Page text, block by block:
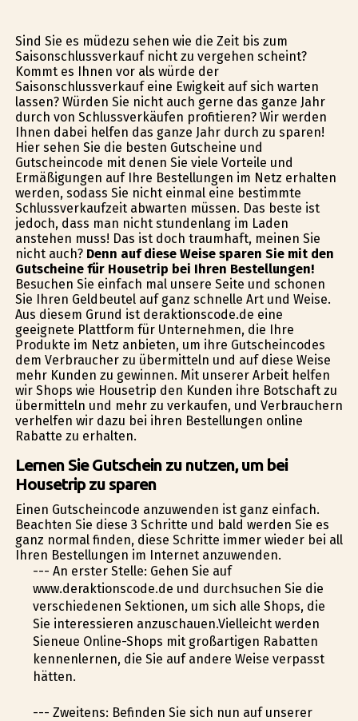
Sind Sie es müdezu sehen wie die Zeit bis zum
Saisonschlussverkauf nicht zu vergehen scheint?
Kommt es Ihnen vor als würde der
Saisonschlussverkauf eine Ewigkeit auf sich warten
lassen? Würden Sie nicht auch gerne das ganze Jahr
durch von Schlussverkäufen profitieren? Wir werden
Ihnen dabei helfen das ganze Jahr durch zu sparen!
Hier sehen Sie die besten Gutscheine und
Gutscheincode mit denen Sie viele Vorteile und
Ermäßigungen auf Ihre Bestellungen im Netz erhalten
werden, sodass Sie nicht einmal eine bestimmte
Schlussverkaufzeit abwarten müssen. Das beste ist
jedoch, dass man nicht stundenlang im Laden
anstehen muss! Das ist doch traumhaft, meinen Sie
nicht auch? Denn auf diese Weise sparen Sie mit den
Gutscheine für Housetrip bei Ihren Bestellungen!
Besuchen Sie einfach mal unsere Seite und schonen
Sie Ihren Geldbeutel auf ganz schnelle Art und Weise.
Aus diesem Grund ist deraktionscode.de eine
geeignete Plattform für Unternehmen, die Ihre
Produkte im Netz anbieten, um ihre Gutscheincodes
dem Verbraucher zu übermitteln und auf diese Weise
mehr Kunden zu gewinnen. Mit unserer Arbeit helfen
wir Shops wie Housetrip den Kunden ihre Botschaft zu
übermitteln und mehr zu verkaufen, und Verbrauchern
verhelfen wir dazu bei ihren Bestellungen online
Rabatte zu erhalten.
Lernen Sie Gutschein zu nutzen, um bei
Housetrip zu sparen
Einen Gutscheincode anzuwenden ist ganz einfach.
Beachten Sie diese 3 Schritte und bald werden Sie es
ganz normal finden, diese Schritte immer wieder bei all
Ihren Bestellungen im Internet anzuwenden.
--- An erster Stelle: Gehen Sie auf
www.deraktionscode.de und durchsuchen Sie die
verschiedenen Sektionen, um sich alle Shops, die
Sie interessieren anzuschauen.Vielleicht werden
Sieneue Online-Shops mit großartigen Rabatten
kennenlernen, die Sie auf andere Weise verpasst
hätten.
--- Zweitens: Befinden Sie sich nun auf unserer